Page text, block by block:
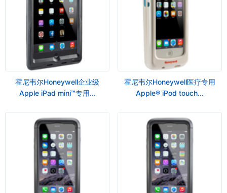
霍尼韦尔Honeywell企业级
Apple iPad mini™专用...
霍尼韦尔Honeywell医疗专用
Apple® iPod touch...